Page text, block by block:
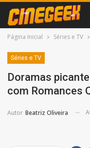
Página Inicial Séries e TV
Séries e TV
Doramas
com Romances
Autor Beatriz Oliveira